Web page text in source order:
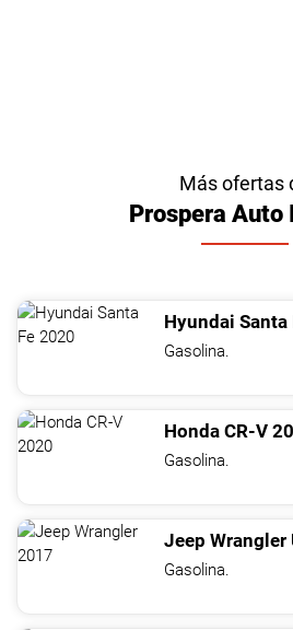
Más ofertas
Prospera Auto
Hyundai Santa
Gasolina.
Honda CR-V
Gasolina.
Jeep Wrangler
Gasolina.